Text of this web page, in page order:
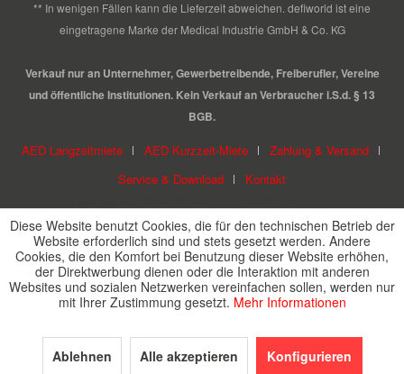
** In wenigen Fällen kann die Lieferzeit abweichen. defiworld ist eine
eingetragene Marke der Medical Industrie GmbH & Co. KG
Verkauf nur an Unternehmer, Gewerbetreibende, Freiberufler, Vereine
und öffentliche Institutionen. Kein Verkauf an Verbraucher i.S.d. § 13
BGB.
AED Langzeitmiete AED Kurzzeit-Miete
Zahlung & Versand
Service & Download
Kontakt
Diese Website benutzt Cookies, die für den technischen Betrieb der
Website erforderlich sind und stets gesetzt werden. Andere
Cookies, die den Komfort bei Benutzung dieser Website erhöhen,
der Direktwerbung dienen oder die Interaktion mit anderen
Websites und sozialen Netzwerken vereinfachen sollen, werden nur
mit Ihrer Zustimmung gesetzt. Mehr Informationen
Ablehnen Alle akzeptieren Konfigurieren